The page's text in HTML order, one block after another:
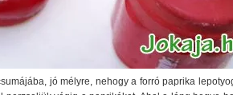
jó mélyre, nehogy a forró paprika